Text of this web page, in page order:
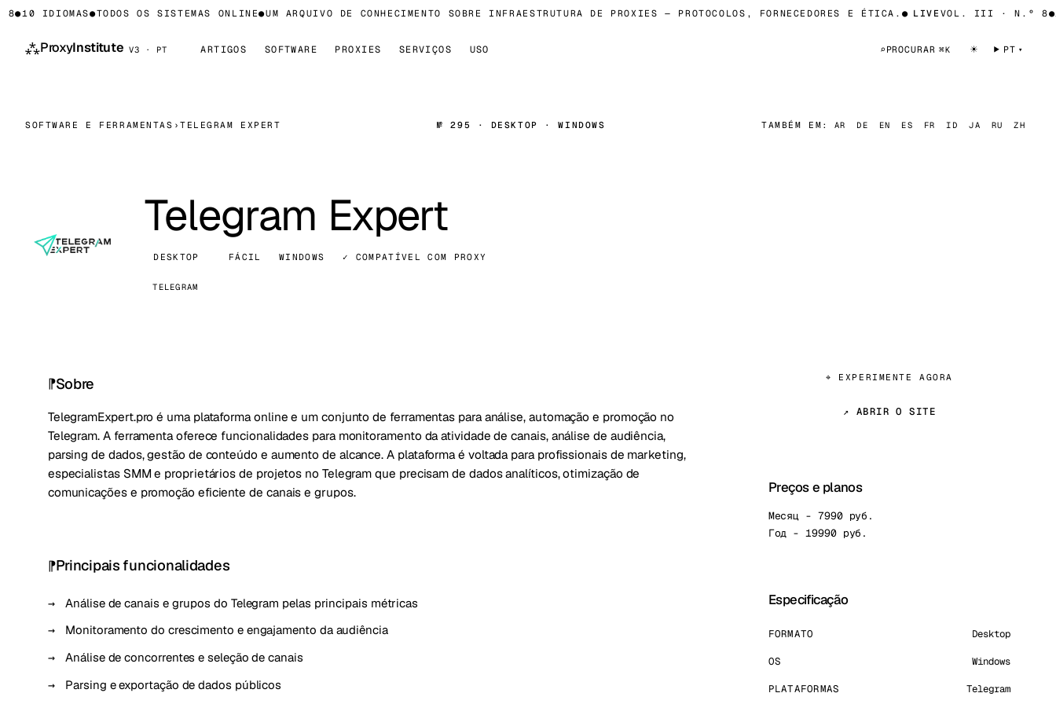
●10 IDIOMAS●TODOS OS SISTEMAS ONLINE● UM ARQUIVO DE CONHECIMENTO SOBRE INFRAESTRUTURA DE PROXIES — PROTOCOLOS, FORNECEDORES E ÉTICA.● LIVEVOL. III · N.º 8 ●
⁂ProxyInstitute V3 · PT ARTIGOS SOFTWARE PROXIES SERVIÇOS USO ⌕ PROCURAR ⌘K ☀ PT
SOFTWARE E FERRAMENTAS ›TELEGRAM EXPERT № 295 · DESKTOP · WINDOWS TAMBÉM EM: AR DE EN ES FR ID JA RU ZH
Telegram Expert
DESKTOP FÁCIL WINDOWS ✓ COMPATÍVEL COM PROXY
TELEGRAM
Sobre
TelegramExpert.pro é uma plataforma online e um conjunto de ferramentas para análise, automação e promoção no
Telegram. A ferramenta oferece funcionalidades para monitoramento da atividade de canais, análise de audiência,
parsing de dados, gestão de conteúdo e aumento de alcance. A plataforma é voltada para profissionais de marketing,
especialistas SMM e proprietários de projetos no Telegram que precisam de dados analíticos, otimização de
comunicações e promoção eficiente de canais e grupos.
Principais funcionalidades
Análise de canais e grupos do Telegram pelas principais métricas
Monitoramento do crescimento e engajamento da audiência
Análise de concorrentes e seleção de canais
Parsing e exportação de dados públicos
⌖ EXPERIMENTE AGORA
↗ ABRIR O SITE
Preços e planos
Месяц - 7990 руб.
Год - 19990 руб.
Especificação
FORMATO Desktop
OS Windows
PLATAFORMAS Telegram